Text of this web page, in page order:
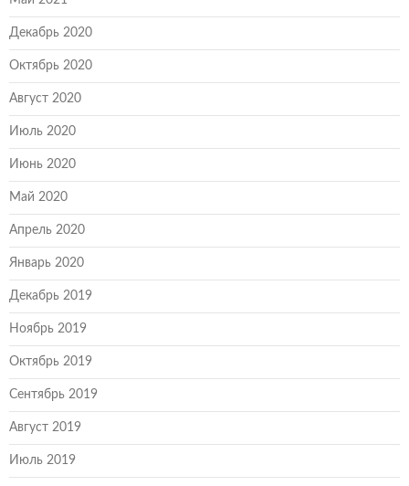
Декабрь 2020
Октябрь 2020
Август 2020
Июль 2020
Июнь 2020
Май 2020
Апрель 2020
Январь 2020
Декабрь 2019
Ноябрь 2019
Октябрь 2019
Сентябрь 2019
Август 2019
Июль 2019